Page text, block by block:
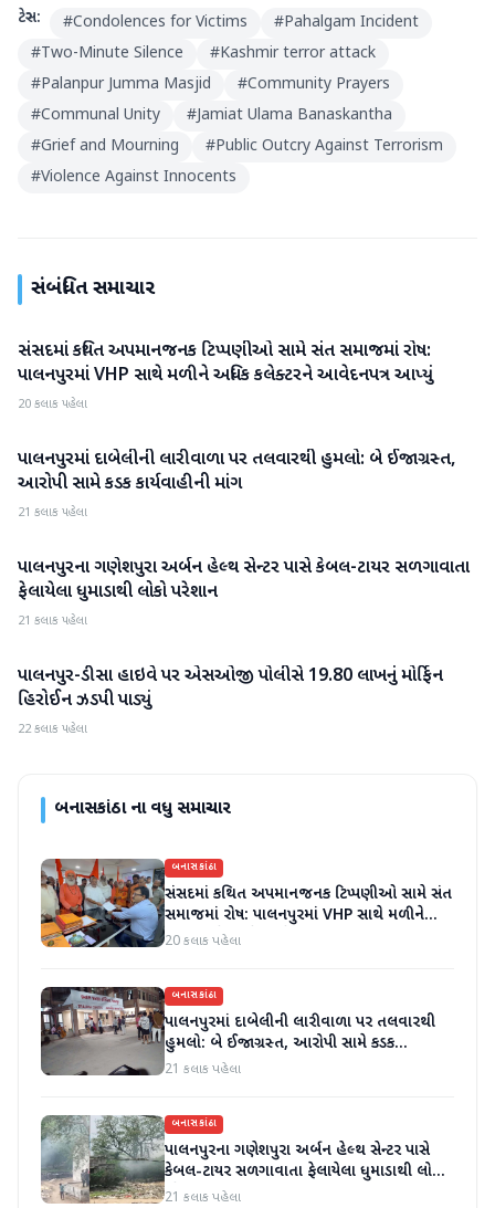
ટેગ્સ: #Condolences for Victims #Pahalgam Incident
#Two-Minute Silence #Kashmir terror attack
#Palanpur Jumma Masjid #Community Prayers
#Communal Unity #Jamiat Ulama Banaskantha
#Grief and Mourning #Public Outcry Against Terrorism
#Violence Against Innocents
સંબંધિત સમાચાર
બનાસકાંઠા
સંસદમાં કથિત અપમાનજનક ટિપ્પણીઓ સામે સંત સમાજમાં રોષ:
પાલનપુરમાં VHP સાથે મળીને અધિક કલેક્ટરને આવેદનપત્ર આપ્યું
20 કલાક પહેલા
બનાસકાંઠા
પાલનપુરમાં દાબેલીની લારીવાળા પર તલવારથી હુમલો: બે ઈજાગ્રસ્ત,
આરોપી સામે કડક કાર્યવાહીની માંગ
21 કલાક પહેલા
બનાસકાંઠા
પાલનપુરના ગણેશપુરા અર્બન હેલ્થ સેન્ટર પાસે કેબલ-ટાયર સળગાવાતા
ફેલાયેલા ધુમાડાથી લોકો પરેશાન
21 કલાક પહેલા
બનાસકાંઠા
પાલનપુર-ડીસા હાઇવે પર એસઓજી પોલીસે 19.80 લાખનું મોર્ફિન
હિરોઈન ઝડપી પાડ્યું
22 કલાક પહેલા
બનાસકાંઠાના વધુ સમાચાર
બનાસકાંઠા
સંસદમાં કથિત અપમાનજનક ટિપ્પણીઓ સામે સંત
સમાજમાં રોષ: પાલનપુરમાં VHP સાથે મળીને
અધિક કલેક્ટરને આવેદનપત્ર આપ્યું
20 કલાક પહેલા
બનાસકાંઠા
પાલનપુરમાં દાબેલીની લારીવાળા પર તલવારથી
હુમલો: બે ઈજાગ્રસ્ત, આરોપી સામે કડક
કાર્યવાહીની માંગ
21 કલાક પહેલા
બનાસકાંઠા
પાલનપુરના ગણેશપુરા અર્બન હેલ્થ સેન્ટર પાસે
કેબલ-ટાયર સળગાવાતા ફેલાયેલા ધુમાડાથી લોકો
પરેશાન
21 કલાક પહેલા